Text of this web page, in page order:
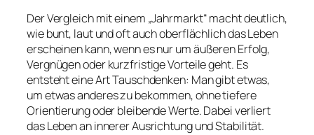
Der Vergleich mit einem „Jahrmarkt“ macht deutlich,
wie bunt, laut und oft auch oberflächlich das Leben
erscheinen kann, wenn es nur um äußeren Erfolg,
Vergnügen oder kurzfristige Vorteile geht. Es
entsteht eine Art Tauschdenken: Man gibt etwas,
um etwas anderes zu bekommen, ohne tiefere
Orientierung oder bleibende Werte. Dabei verliert
das Leben an innerer Ausrichtung und Stabilität.